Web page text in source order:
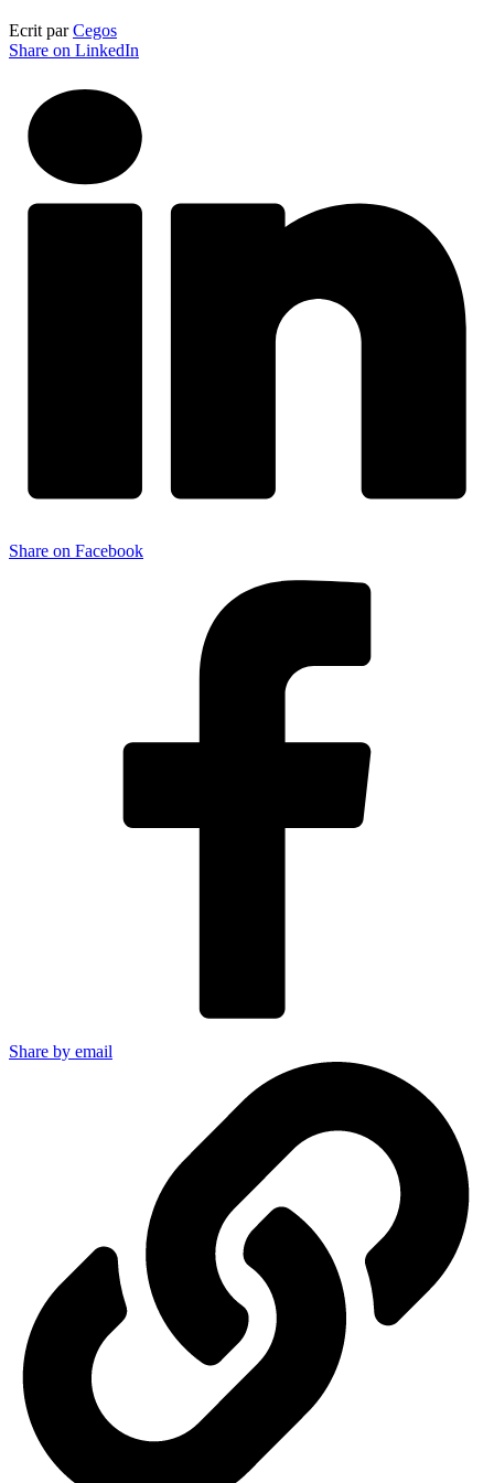
Ecrit parCegos
Share on LinkedIn
Share on Facebook
Share by email